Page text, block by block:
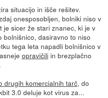
situacijo in išče rešitev.
onesposobljen, bolniki niso v
je sicer že stari znanec, ki je v
dasiravno to niso
tega leta napadli bolnišnico v
opravičiliin brezplačno
drugih komercialnih tarč, do
3.0 deluje kot virus za...